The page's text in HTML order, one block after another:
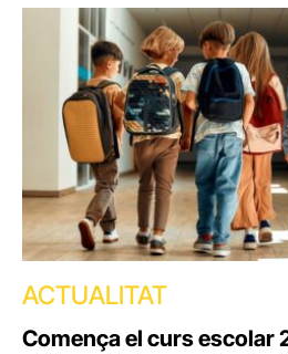
ACTUALITAT
Comença el curs escolar